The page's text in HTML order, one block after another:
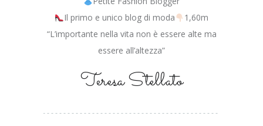
Il primo e unico blog di moda
1,60m
“L’importante nella vita non è essere alte ma
essere all’altezza”
Teresa Stellato